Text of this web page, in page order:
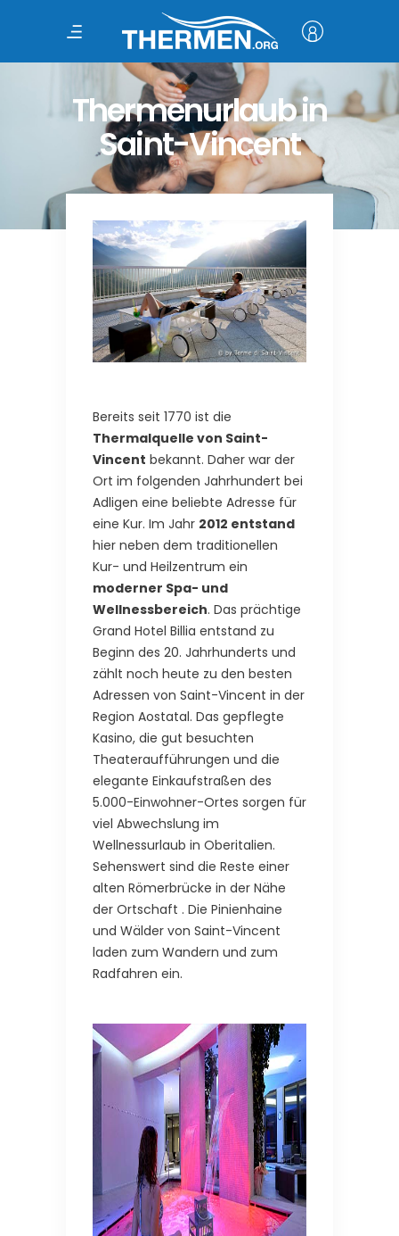
Thermenurlaub in
Saint-Vincent
Bereits seit 1770 ist die
Thermalquelle von Saint-
Vincent bekannt. Daher war der
Ort im folgenden Jahrhundert bei
Adligen eine beliebte Adresse für
eine Kur. Im Jahr 2012 entstand
hier neben dem traditionellen
Kur- und Heilzentrum ein
moderner Spa- und
Wellnessbereich. Das prächtige
Grand Hotel Billia entstand zu
Beginn des 20. Jahrhunderts und
zählt noch heute zu den besten
Adressen von Saint-Vincent in der
Region Aostatal. Das gepflegte
Kasino, die gut besuchten
Theateraufführungen und die
elegante Einkaufstraßen des
5.000-Einwohner-Ortes sorgen für
viel Abwechslung im
Wellnessurlaub in Oberitalien.
Sehenswert sind die Reste einer
alten Römerbrücke in der Nähe
der Ortschaft . Die Pinienhaine
und Wälder von Saint-Vincent
laden zum Wandern und zum
Radfahren ein.